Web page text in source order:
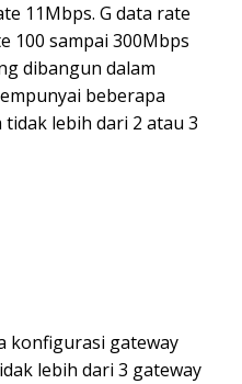
11Mbps. G data rate
100 sampai 300Mbps
dibangun dalam
beberapa
lebih dari 2 atau 3
konfigurasi gateway
lebih dari 3 gateway